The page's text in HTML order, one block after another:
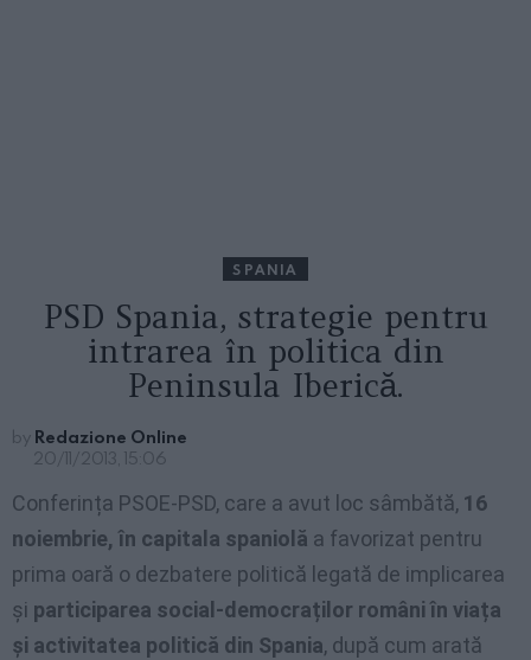
SPANIA
PSD Spania, strategie pentru
intrarea în politica din
Peninsula Iberică.
by Redazione Online
20/11/2013, 15:06
Conferința PSOE-PSD, care a avut loc sâmbătă, 16
noiembrie, în capitala spaniolă a favorizat pentru
prima oară o dezbatere politică legată de implicarea
și participarea social-democraților români în viața
și activitatea politică din Spania, după cum arată